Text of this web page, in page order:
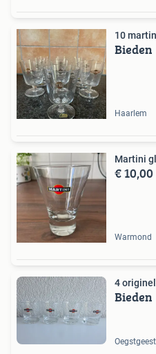
10
Bieden
Haarlem
Martini
€ 10,00
Warmond
4
Bieden
Oegstgeest